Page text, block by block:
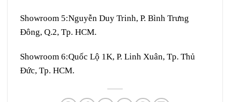
Showroom 5:Nguyễn Duy Trinh, P. Bình Trưng
Đông, Q.2, Tp. HCM.
Showroom 6:Quốc Lộ 1K, P. Linh Xuân, Tp. Thủ
Đức, Tp. HCM.